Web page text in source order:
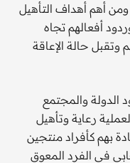
أهم أهداف التأهيل
أفعالهم تجاه
حالة الإعاقة
والمجتمع
رعاية وتأهيل
بهم كأفراد منتجين
في الفرد المعوق